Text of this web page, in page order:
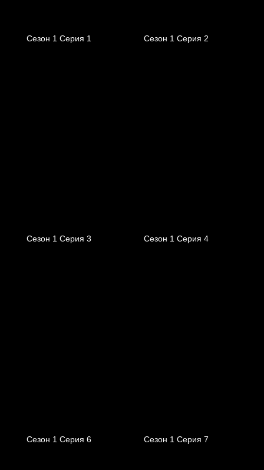
Сезон 1 Серия 1 Сезон 1 Серия 2
Сезон 1 Серия 3 Сезон 1 Серия 4
Сезон 1 Серия 6 Сезон 1 Серия 7